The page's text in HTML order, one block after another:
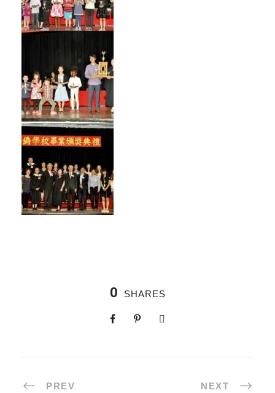
0 SHARES
PREV NEXT